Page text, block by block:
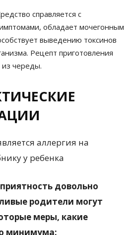
справляется с
обладает мочегонным
выведению токсинов
Рецепт приготовления
из череды.
довольно
родители могут
меры, какие
минимума: